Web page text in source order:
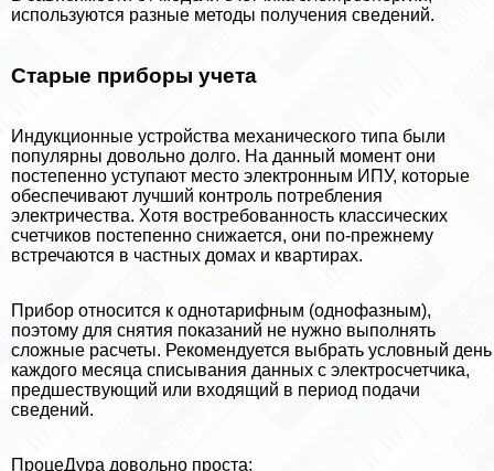
используются разные методы получения сведений.
Старые приборы учета
Индукционные устройства механического типа были
популярны довольно долго. На данный момент они
постепенно уступают место электронным ИПУ, которые
обеспечивают лучший контроль потрeбления
электричества. Хотя востребованность классических
счетчиков постепенно снижается, они по-прежнему
встречаются в частных домах и квартирах.
Прибор относится к однотарифным (однофазным),
поэтому для снятия показаний не нужно выполнять
сложные расчеты. Рекомендуется выбрать условный день
каждого месяца списывания данных с электросчетчика,
предшествующий или входящий в период подачи
сведений.
ПроцеДypa довольно проста: